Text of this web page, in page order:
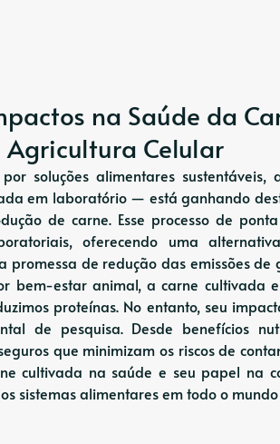
na Saúde da
Celular
soluções alimentares
em laboratório — está ganhando
de carne. Esse processo de
oferecendo uma
promessa de redução das emissões
bem-estar animal, a carne cultivada
proteínas. No entanto, seu
de pesquisa. Desde benefícios
que minimizam os riscos de
cultivada na saúde e seu papel na
sistemas alimentares em todo o mundo